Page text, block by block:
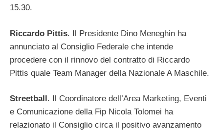
15.30.
Riccardo Pittis. Il Presidente Dino Meneghin ha
annunciato al Consiglio Federale che intende
procedere con il rinnovo del contratto di Riccardo
Pittis quale Team Manager della Nazionale A Maschile.
Streetball . Il Coordinatore dell’Area Marketing, Eventi
e Comunicazione della Fip Nicola Tolomei ha
relazionato il Consiglio circa il positivo avanzamento